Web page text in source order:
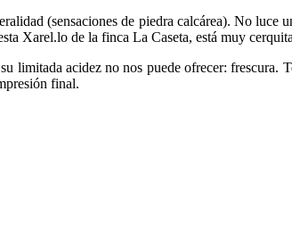
(sensaciones de piedra calcárea). No luce
Xarel.lo de la finca La Caseta, está muy
limitada acidez no nos puede ofrecer: frescura.
final.